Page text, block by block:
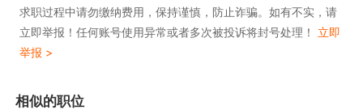
求职过程中请勿缴纳费用，保持谨慎，防止诈骗。如有不实，请
立即举报！任何账号使用异常或者多次被投诉将封号处理！ 立即
举报 >
相似的职位